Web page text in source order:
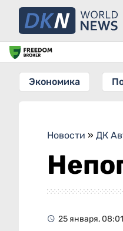
Экономика
Новости » ДК
25 января, 08:01